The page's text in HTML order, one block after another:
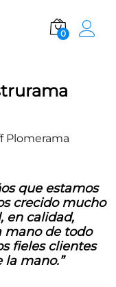
0
Plomerama
que estamos
crecido mucho
en calidad,
mano de todo
fieles clientes
mano.”